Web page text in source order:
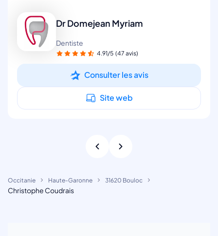
Dr Domejean Myriam
Dentiste
4.91/5 (47 avis)
Consulter les avis
Site web
Occitanie Haute-Garonne 31620 Bouloc
Christophe Coudrais